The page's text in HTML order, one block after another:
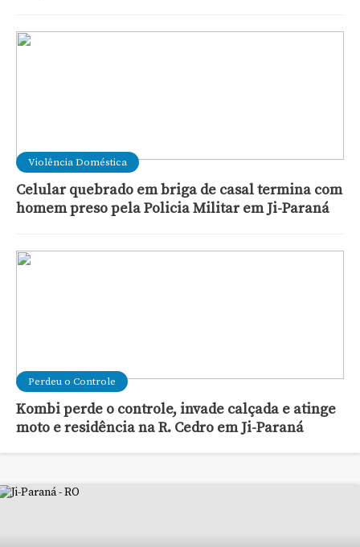
Violência Doméstica
Celular quebrado em briga de casal termina com
homem preso pela Policia Militar em Ji-Paraná
Perdeu o Controle
Kombi perde o controle, invade calçada e atinge
moto e residência na R. Cedro em Ji-Paraná